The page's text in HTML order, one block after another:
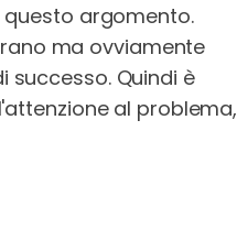
argomento.
ma ovviamente
Quindi è
al problema,